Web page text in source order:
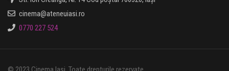
cinema@ateneuiasi.ro
0770 227 524